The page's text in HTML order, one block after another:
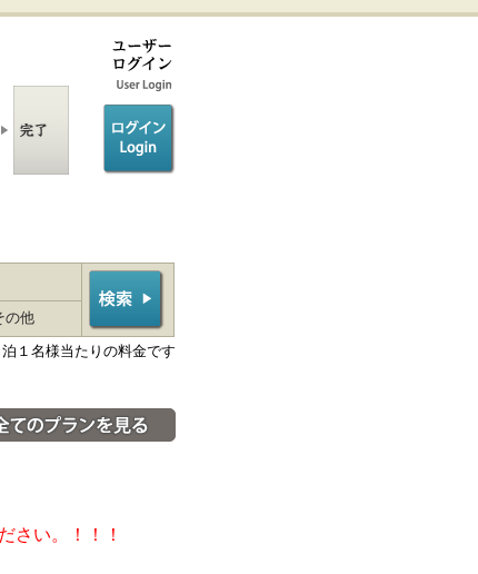
の他
１名様当たりの料金です
料金・宿泊プラン一覧へ
さい。！！！